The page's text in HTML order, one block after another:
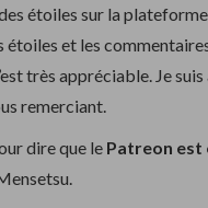
étoiles sur la plateforme
étoiles et les
très appréciable. Je suis
remerciant.
dire que le Patreon est